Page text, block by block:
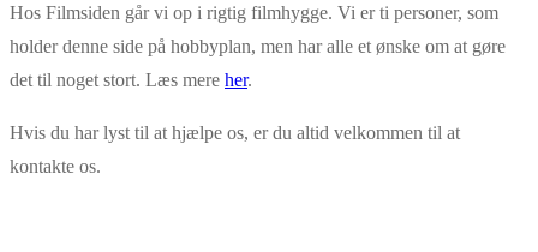
Hos Filmsiden går vi op i rigtig filmhygge. Vi er ti personer, som
holder denne side på hobbyplan, men har alle et ønske om at gøre
det til noget stort. Læs mere her.
Hvis du har lyst til at hjælpe os, er du altid velkommen til at
kontakte os.